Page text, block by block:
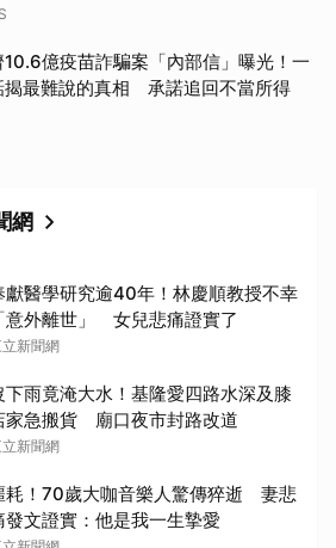
10.6億疫苗詐騙案「內部信」曝光！一
揭最難說的真相 承諾追回不當所得
網
獻醫學研究逾40年！林慶順教授不幸
「意外離世」 女兒悲痛證實了
立新聞網
下雨竟淹大水！基隆愛四路水深及膝
家急搬貨 廟口夜市封路改道
立新聞網
耗！70歲大咖音樂人驚傳猝逝 妻悲
發文證實：他是我一生摯愛